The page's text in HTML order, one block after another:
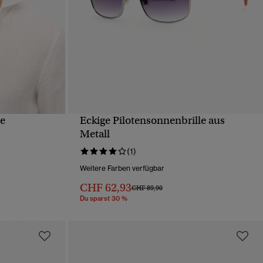
Eckige Pilotensonnenbrille aus
Metall
(1)
Weitere Farben verfügbar
CHF 62,93Preis wurde reduziert von
CHF 89,90bis
Du sparst 30 %